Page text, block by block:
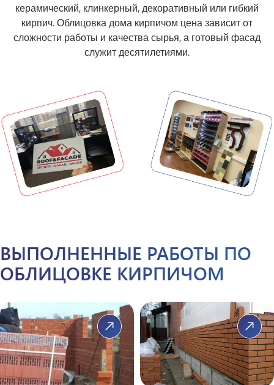
керамический, клинкерный, декоративный или гибкий
кирпич. Облицовка дома кирпичом цена зависит от
сложности работы и качества сырья, а готовый фасад
служит десятилетиями.
ВЫПОЛНЕННЫЕ РАБОТЫ ПО
ОБЛИЦОВКЕ КИРПИЧОМ